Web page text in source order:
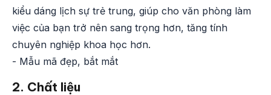
kiểu dáng lịch sự trẻ trung, giúp cho văn phòng làm
việc của bạn trở nên sang trọng hơn, tăng tính
chuyên nghiệp khoa học hơn.
- Mẫu mã đẹp, bắt mắt
2. Chất liệu